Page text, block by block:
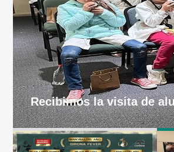
Recibimos la visita de